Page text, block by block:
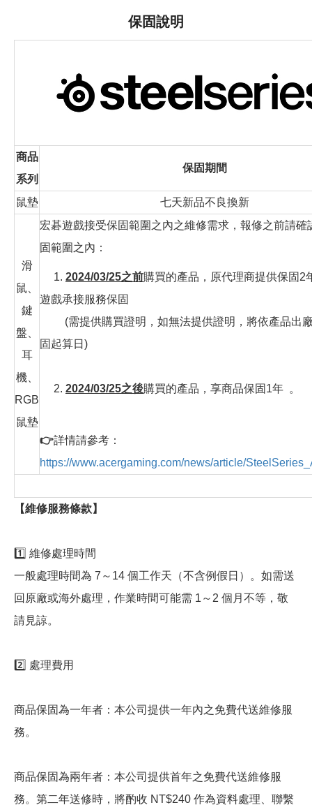
保固說明
商品
系列
保固期間
鼠墊 七天新品不良換新
滑
鼠、
鍵
盤、
耳
機、
RGB
鼠墊
宏碁遊戲接受保固範圍之內之維修需求，報修之前請確
固範圍之內：
1. 2024/03/25之前購買的產品，原代理商提供保固2
遊戲承接服務保固
(需提供購買證明，如無法提供證明，將依產品出
固起算日)
2. 2024/03/25之後購買的產品，享商品保固1年 。
👉詳情請參考：
https://www.acergaming.com/news/article/
【維修服務條款】
1️⃣ 維修處理時間
一般處理時間為 7～14 個工作天（不含例假日）。如需送
回原廠或海外處理，作業時間可能需 1～2 個月不等，敬
請見諒。
2️⃣ 處理費用
商品保固為一年者：本公司提供一年內之免費代送維修服
務。
商品保固為兩年者：本公司提供首年之免費代送維修服
務。第二年送修時，將酌收 NT$240 作為資料處理、聯繫